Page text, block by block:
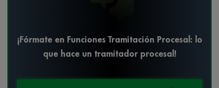
¡Fórmate en Funciones Tramitación Procesal: lo
que hace un tramitador procesal!